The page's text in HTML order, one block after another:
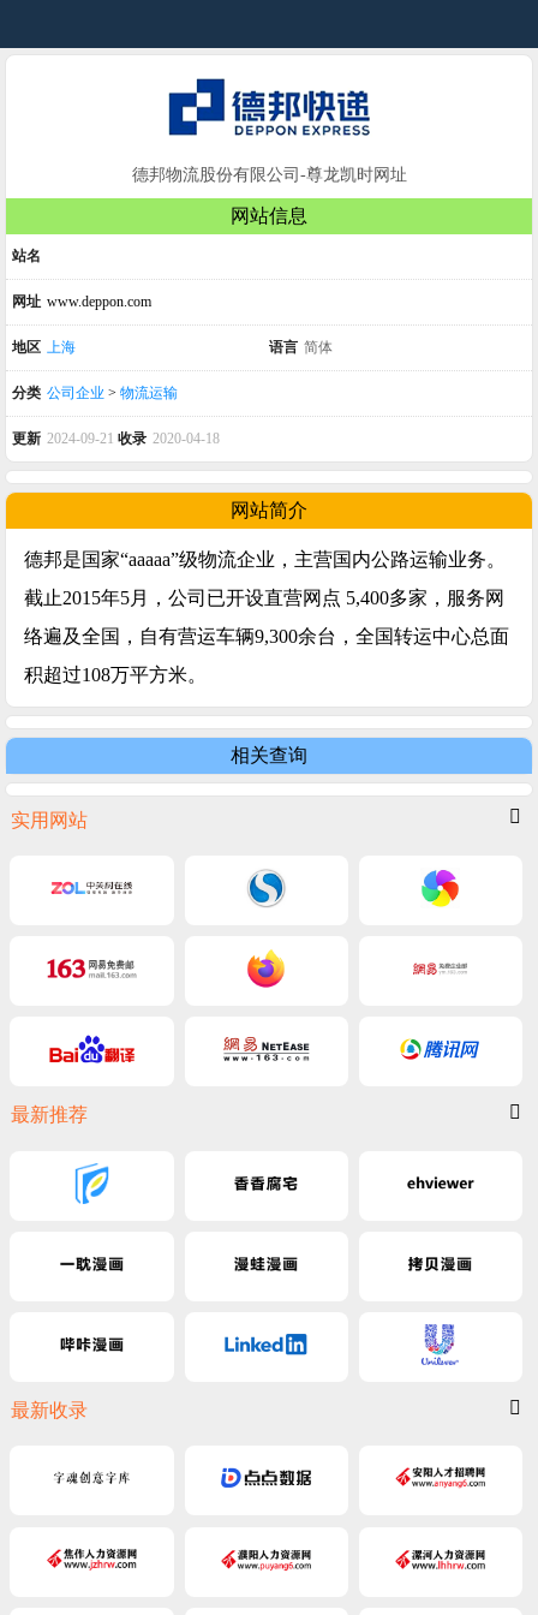
德邦物流股份有限公司-尊龙凯时网址
网站信息
站名
网址 www.deppon.com
地区 上海 语言 简体
分类 公司企业 > 物流运输
更新 2024-09-21 收录 2020-04-18
网站简介
德邦是国家“aaaaa”级物流企业，主营国内公路运输业务。
截止2015年5月，公司已开设直营网点 5,400多家，服务网
络遍及全国，自有营运车辆9,300余台，全国转运中心总面
积超过108万平方米。
相关查询
实用网站
最新推荐
最新收录